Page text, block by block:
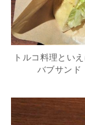
トルコ料理とい
バブサンド